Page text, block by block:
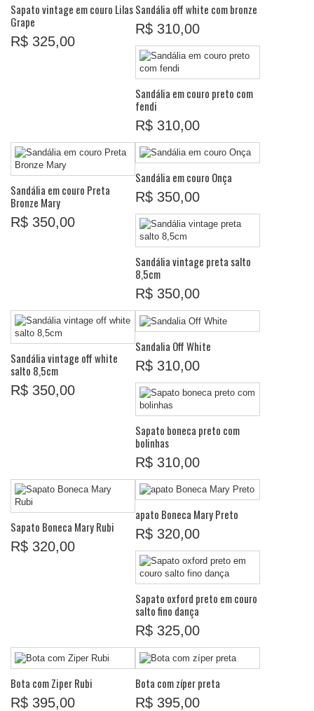
Sapato vintage em couro Lilas
Grape
R$ 325,00
Sandália off white com bronze
R$ 310,00
Sandália em couro preto com
fendi
R$ 310,00
Sandália em couro Preta
Bronze Mary
R$ 350,00
Sandália em couro Onça
R$ 350,00
Sandália vintage preta salto
8,5cm
R$ 350,00
Sandália vintage off white
salto 8,5cm
R$ 350,00
Sandalia Off White
R$ 310,00
Sapato boneca preto com
bolinhas
R$ 310,00
Sapato Boneca Mary Rubi
R$ 320,00
apato Boneca Mary Preto
R$ 320,00
Sapato oxford preto em couro
salto fino dança
R$ 325,00
Bota com Ziper Rubi
R$ 395,00
Bota com zíper preta
R$ 395,00